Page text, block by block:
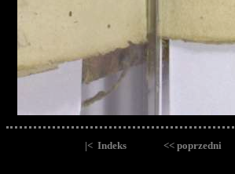
|< Indeks << poprzedni